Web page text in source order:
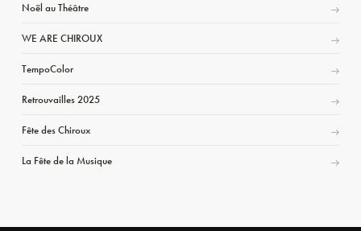
Noël au Théâtre
WE ARE CHIROUX
TempoColor
Retrouvailles 2025
Fête des Chiroux
La Fête de la Musique